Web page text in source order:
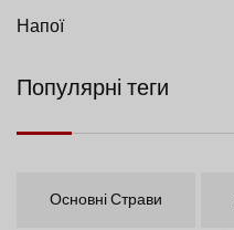
Напої
Популярні теги
Основні Страви